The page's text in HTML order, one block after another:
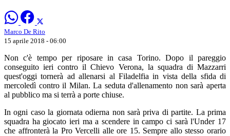
Marco De Rito
15 aprile 2018 - 06:00
Non c'è tempo per riposare in casa Torino. Dopo il pareggio
conseguito ieri contro il Chievo Verona, la squadra di Mazzarri
quest'oggi tornerà ad allenarsi al Filadelfia in vista della sfida di
mercoledì contro il Milan. La seduta d'allenamento non sarà aperta
al pubblico ma si terrà a porte chiuse.
In ogni caso la giornata odierna non sarà priva di partite. La prima
squadra ha giocato ieri ma a scendere in campo ci sarà l'Under 17
che affronterà la Pro Vercelli alle ore 15. Sempre allo stesso orario